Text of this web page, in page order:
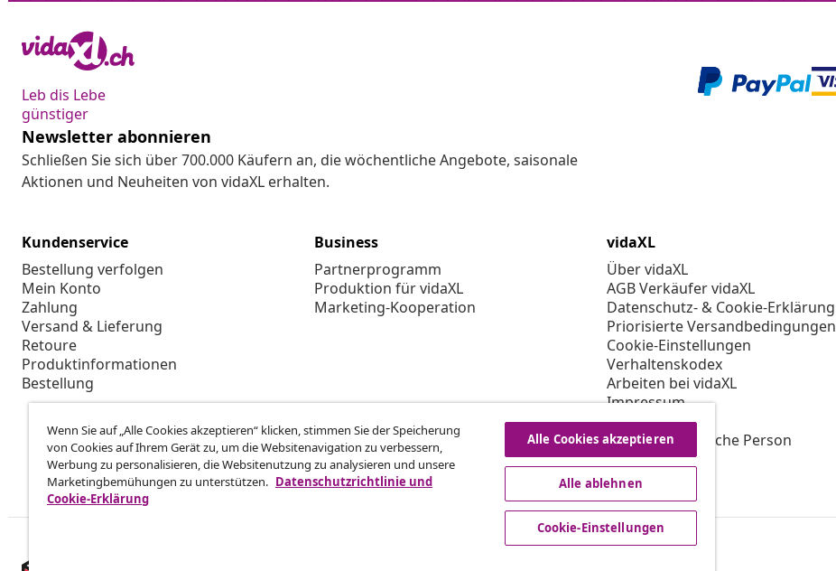
Leb dis Lebe
günstiger
Newsletter abonnieren
Schließen Sie sich über 700.000 Käufern an, die wöchentliche Angebote, saisonale
Aktionen und Neuheiten von vidaXL erhalten.
Kundenservice
Bestellung verfolgen
Mein Konto
Zahlung
Versand & Lieferung
Retoure
Produktinformationen
Bestellung
Business
Partnerprogramm
Produktion für vidaXL
Marketing-Kooperation
vidaXL
Über vidaXL
AGB Verkäufer vidaXL
Datenschutz- & Cookie-Erklärung
Priorisierte Versandbedingungen
Cookie-Einstellungen
Verhaltenskodex
Arbeiten bei vidaXL
Impressum
Sicherheit
EU Verantwortliche Person
EPR-Richtlinie
Barrierefreiheit
Wenn Sie auf „Alle Cookies akzeptieren“ klicken, stimmen Sie der Speicherung
von Cookies auf Ihrem Gerät zu, um die Websitenavigation zu verbessern,
Werbung zu personalisieren, die Websitenutzung zu analysieren und unsere
Marketingbemühungen zu unterstützen. Datenschutzrichtlinie und
Cookie-Erklärung
Alle Cookies akzeptieren
Alle ablehnen
Cookie-Einstellungen